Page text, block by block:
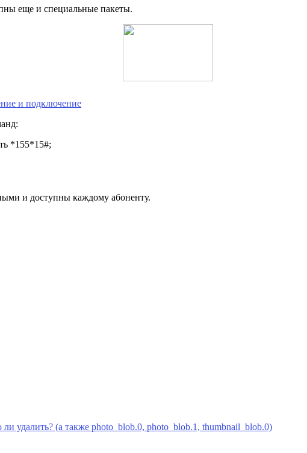
еще и специальные пакеты.
и подключение
*155*15#;
и доступны каждому абоненту.
удалить? (а также photo_blob.0, photo_blob.1, thumbnail_blob.0)